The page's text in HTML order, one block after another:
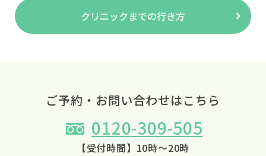
クリニックまでの行き方
ご予約・お問い合わせはこちら
0120-309-505
【受付時間】10時～20時